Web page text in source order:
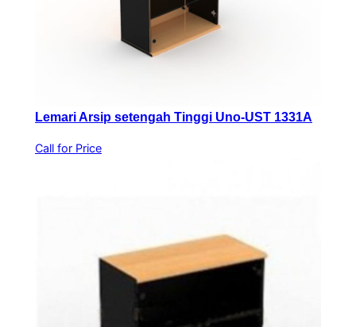
Lemari Arsip setengah Tinggi Uno-UST 1331A
Call for Price